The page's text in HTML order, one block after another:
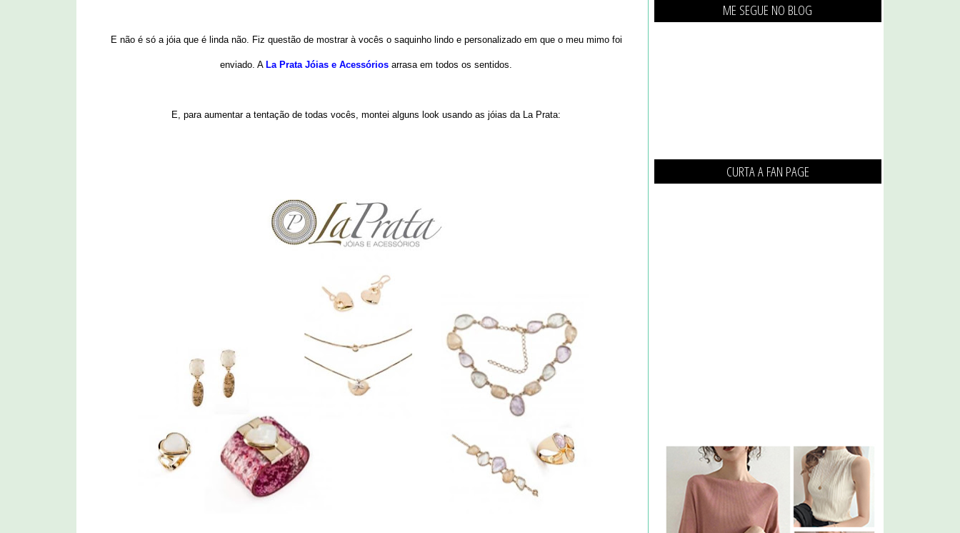
E não é só a jóia que é linda não. Fiz questão de mostrar à vocês o saquinho lindo e personalizado em que o meu mimo foi
enviado. A La Prata Jóias e Acessórios arrasa em todos os sentidos.
E, para aumentar a tentação de todas vocês, montei alguns look usando as jóias da La Prata:
ME SEGUE NO BLOG
CURTA A FAN PAGE